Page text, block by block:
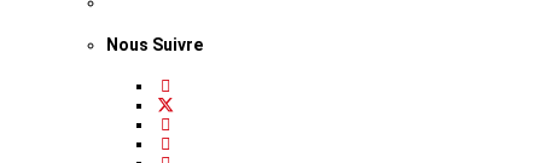
Nous Suivre